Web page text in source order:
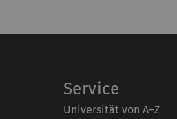
Service
Universität von A–Z